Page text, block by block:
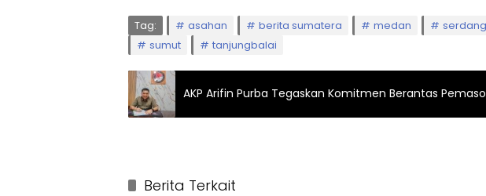
Tag: asahan berita sumatera medan
sumut
tanjungbalai
AKP Arifin Purba Tegaskan Komitmen Berantas
Berita Terkait